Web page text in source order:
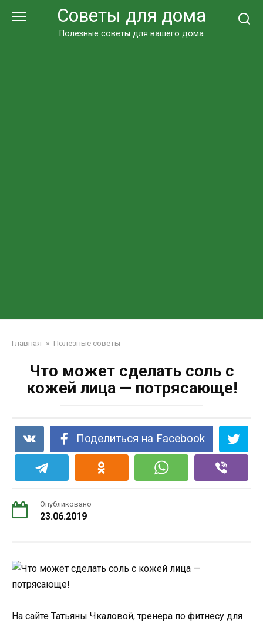
Советы для дома
Полезные советы для вашего дома
Главная » Полезные советы
Что может сделать соль с
кожей лица — потрясающе!
Поделиться на Facebook
Опубликовано
23.06.2019
На сайте Татьяны Чкаловой, тренера по фитнесу для